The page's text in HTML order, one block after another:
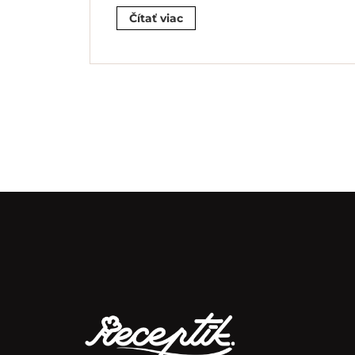
Čítať viac